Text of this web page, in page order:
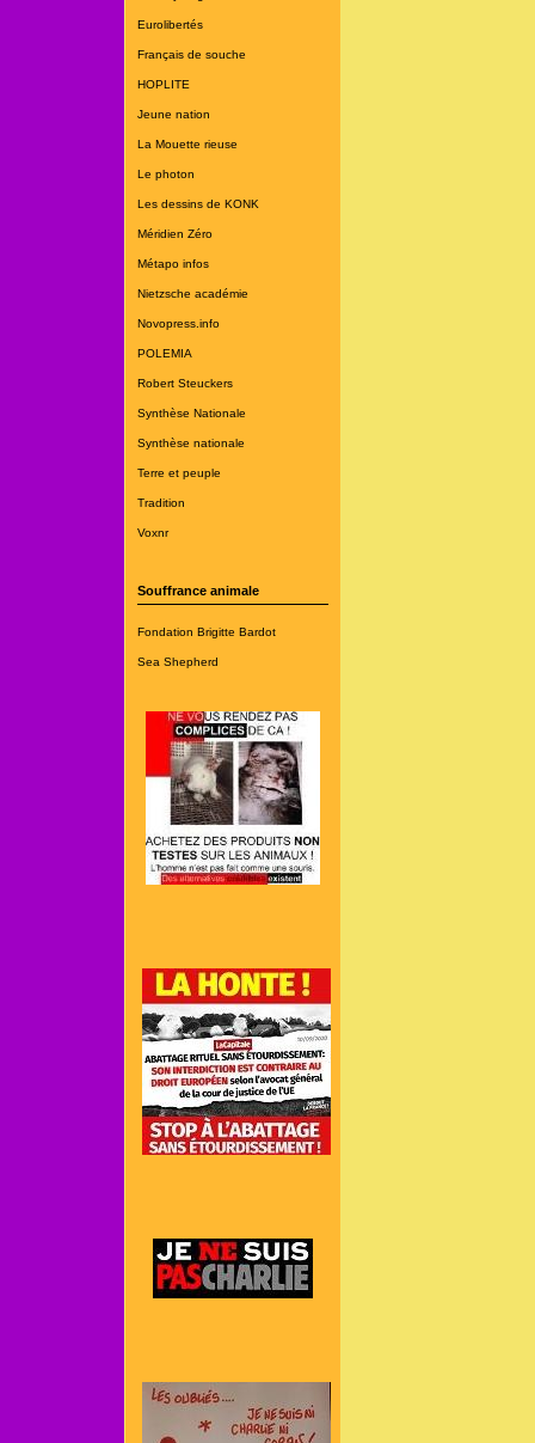
Eurolibertés
Français de souche
HOPLITE
Jeune nation
La Mouette rieuse
Le photon
Les dessins de KONK
Méridien Zéro
Métapo infos
Nietzsche académie
Novopress.info
POLEMIA
Robert Steuckers
Synthèse Nationale
Synthèse nationale
Terre et peuple
Tradition
Voxnr
Souffrance animale
Fondation Brigitte Bardot
Sea Shepherd